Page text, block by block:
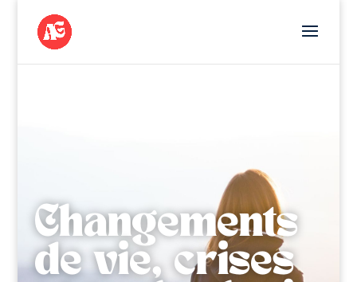
Changements
de vie, crises